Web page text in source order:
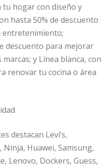
hogar con diseño y
hasta 50% de descuento
entretenimiento;
descuento para mejorar
y Línea blanca, con
renovar tu cocina o área
destacan Levi’s,
Huawei, Samsung,
Lenovo, Dockers, Guess,